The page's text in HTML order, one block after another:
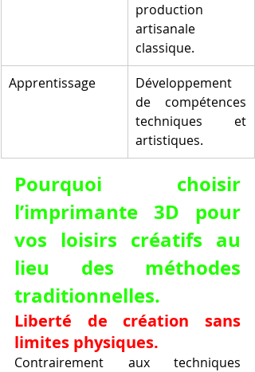
production
artisanale
classique.
Apprentissage
Développement
de compétences
techniques et
artistiques.
Pourquoi choisir
l’imprimante 3D pour
vos loisirs créatifs au
lieu des méthodes
traditionnelles.
Liberté de création sans
limites physiques.
Contrairement aux techniques